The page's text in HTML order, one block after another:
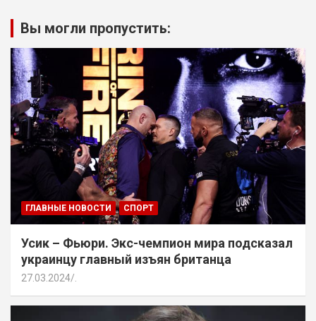
Вы могли пропустить:
ГЛАВНЫЕ НОВОСТИ СПОРТ
Усик – Фьюри. Экс-чемпион мира подсказал
украинцу главный изъян британца
27.03.2024 .